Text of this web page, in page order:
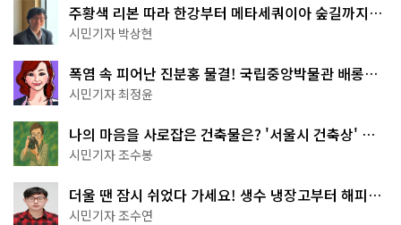
주황색 리본 따라 한강부터 메타세쿼이아 숲길까지…
서울둘레길 15코스
시민기자 박상현
폭염 속 피어난 진분홍 물결! 국립중앙박물관 배롱나
무 명소
시민기자 최정윤
나의 마음을 사로잡은 건축물은? '서울시 건축상' 수
상작 공개!
시민기자 조수봉
더울 땐 잠시 쉬었다 가세요! 생수 냉장고부터 해피소
·무더위쉼터까지
시민기자 조수연